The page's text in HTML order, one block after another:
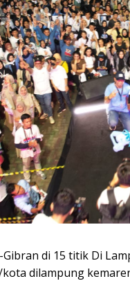
di 15 titik Di
dilampung